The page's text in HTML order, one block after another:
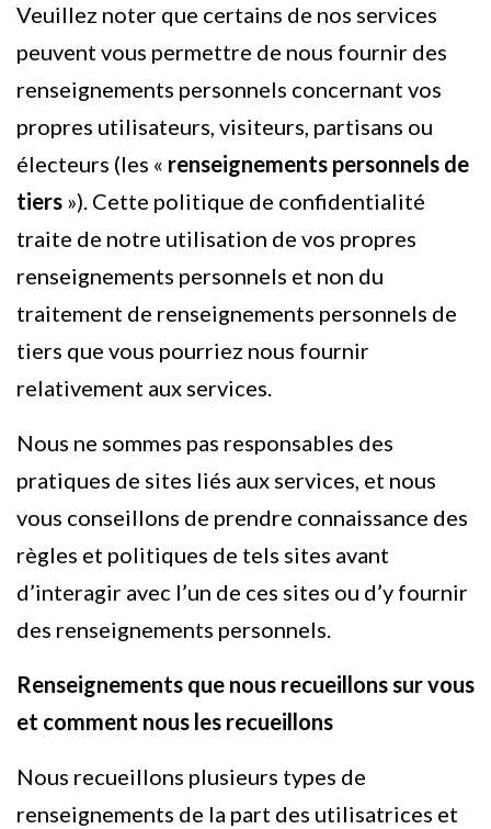
Veuillez noter que certains de nos services
peuvent vous permettre de nous fournir des
renseignements personnels concernant vos
propres utilisateurs, visiteurs, partisans ou
électeurs (les « renseignements personnels de
tiers »). Cette politique de confidentialité
traite de notre utilisation de vos propres
renseignements personnels et non du
traitement de renseignements personnels de
tiers que vous pourriez nous fournir
relativement aux services.
Nous ne sommes pas responsables des
pratiques de sites liés aux services, et nous
vous conseillons de prendre connaissance des
règles et politiques de tels sites avant
d’interagir avec l’un de ces sites ou d’y fournir
des renseignements personnels.
Renseignements que nous recueillons sur vous
et comment nous les recueillons
Nous recueillons plusieurs types de
renseignements de la part des utilisatrices et